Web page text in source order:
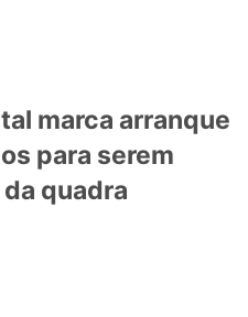
marca arranque
para serem
quadra